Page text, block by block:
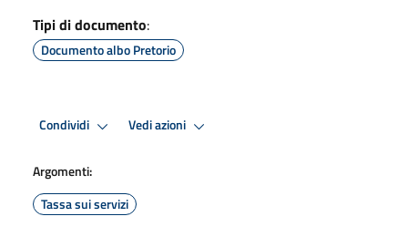
Tipi di documento:
Documento albo Pretorio
Condividi Vedi azioni
Argomenti:
Tassa sui servizi